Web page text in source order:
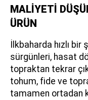
MALİYETİ
ÜRÜN
İlkbaharda hızlı
sürgünleri, hasat
topraktan tekrar
tohum, fide ve
tamamen ortadan